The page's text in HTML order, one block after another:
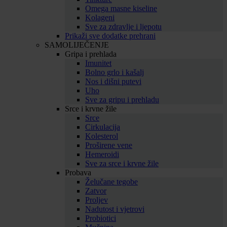
Omega masne kiseline
Kolageni
Sve za zdravlje i ljepotu
Prikaži sve dodatke prehrani
SAMOLIJEČENJE
Gripa i prehlada
Imunitet
Bolno grlo i kašalj
Nos i dišni putevi
Uho
Sve za gripu i prehladu
Srce i krvne žile
Srce
Cirkulacija
Kolesterol
Proširene vene
Hemeroidi
Sve za srce i krvne žile
Probava
Želučane tegobe
Zatvor
Proljev
Nadutost i vjetrovi
Probiotici